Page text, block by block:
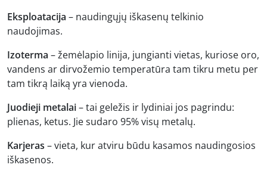
Eksploatacija – naudingųjų iškasenų telkinio
naudojimas.
Izoterma – žemėlapio linija, jungianti vietas, kuriose oro,
vandens ar dirvožemio temperatūra tam tikru metu per
tam tikrą laiką yra vienoda.
Juodieji metalai– tai geležis ir lydiniai jos pagrindu:
plienas, ketus. Jie sudaro 95% visų metalų.
Karjeras – vieta, kur atviru būdu kasamos naudingosios
iškasenos.